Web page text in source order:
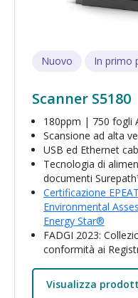
Nuovo In primo
Scanner S5180
180ppm | 750 fogli
Scansione ad alta
USB ed Ethernet
Tecnologia di
documenti
Certificazione
Environmental
Energy Star®
FADGI 2023:
conformità ai
Visualizza